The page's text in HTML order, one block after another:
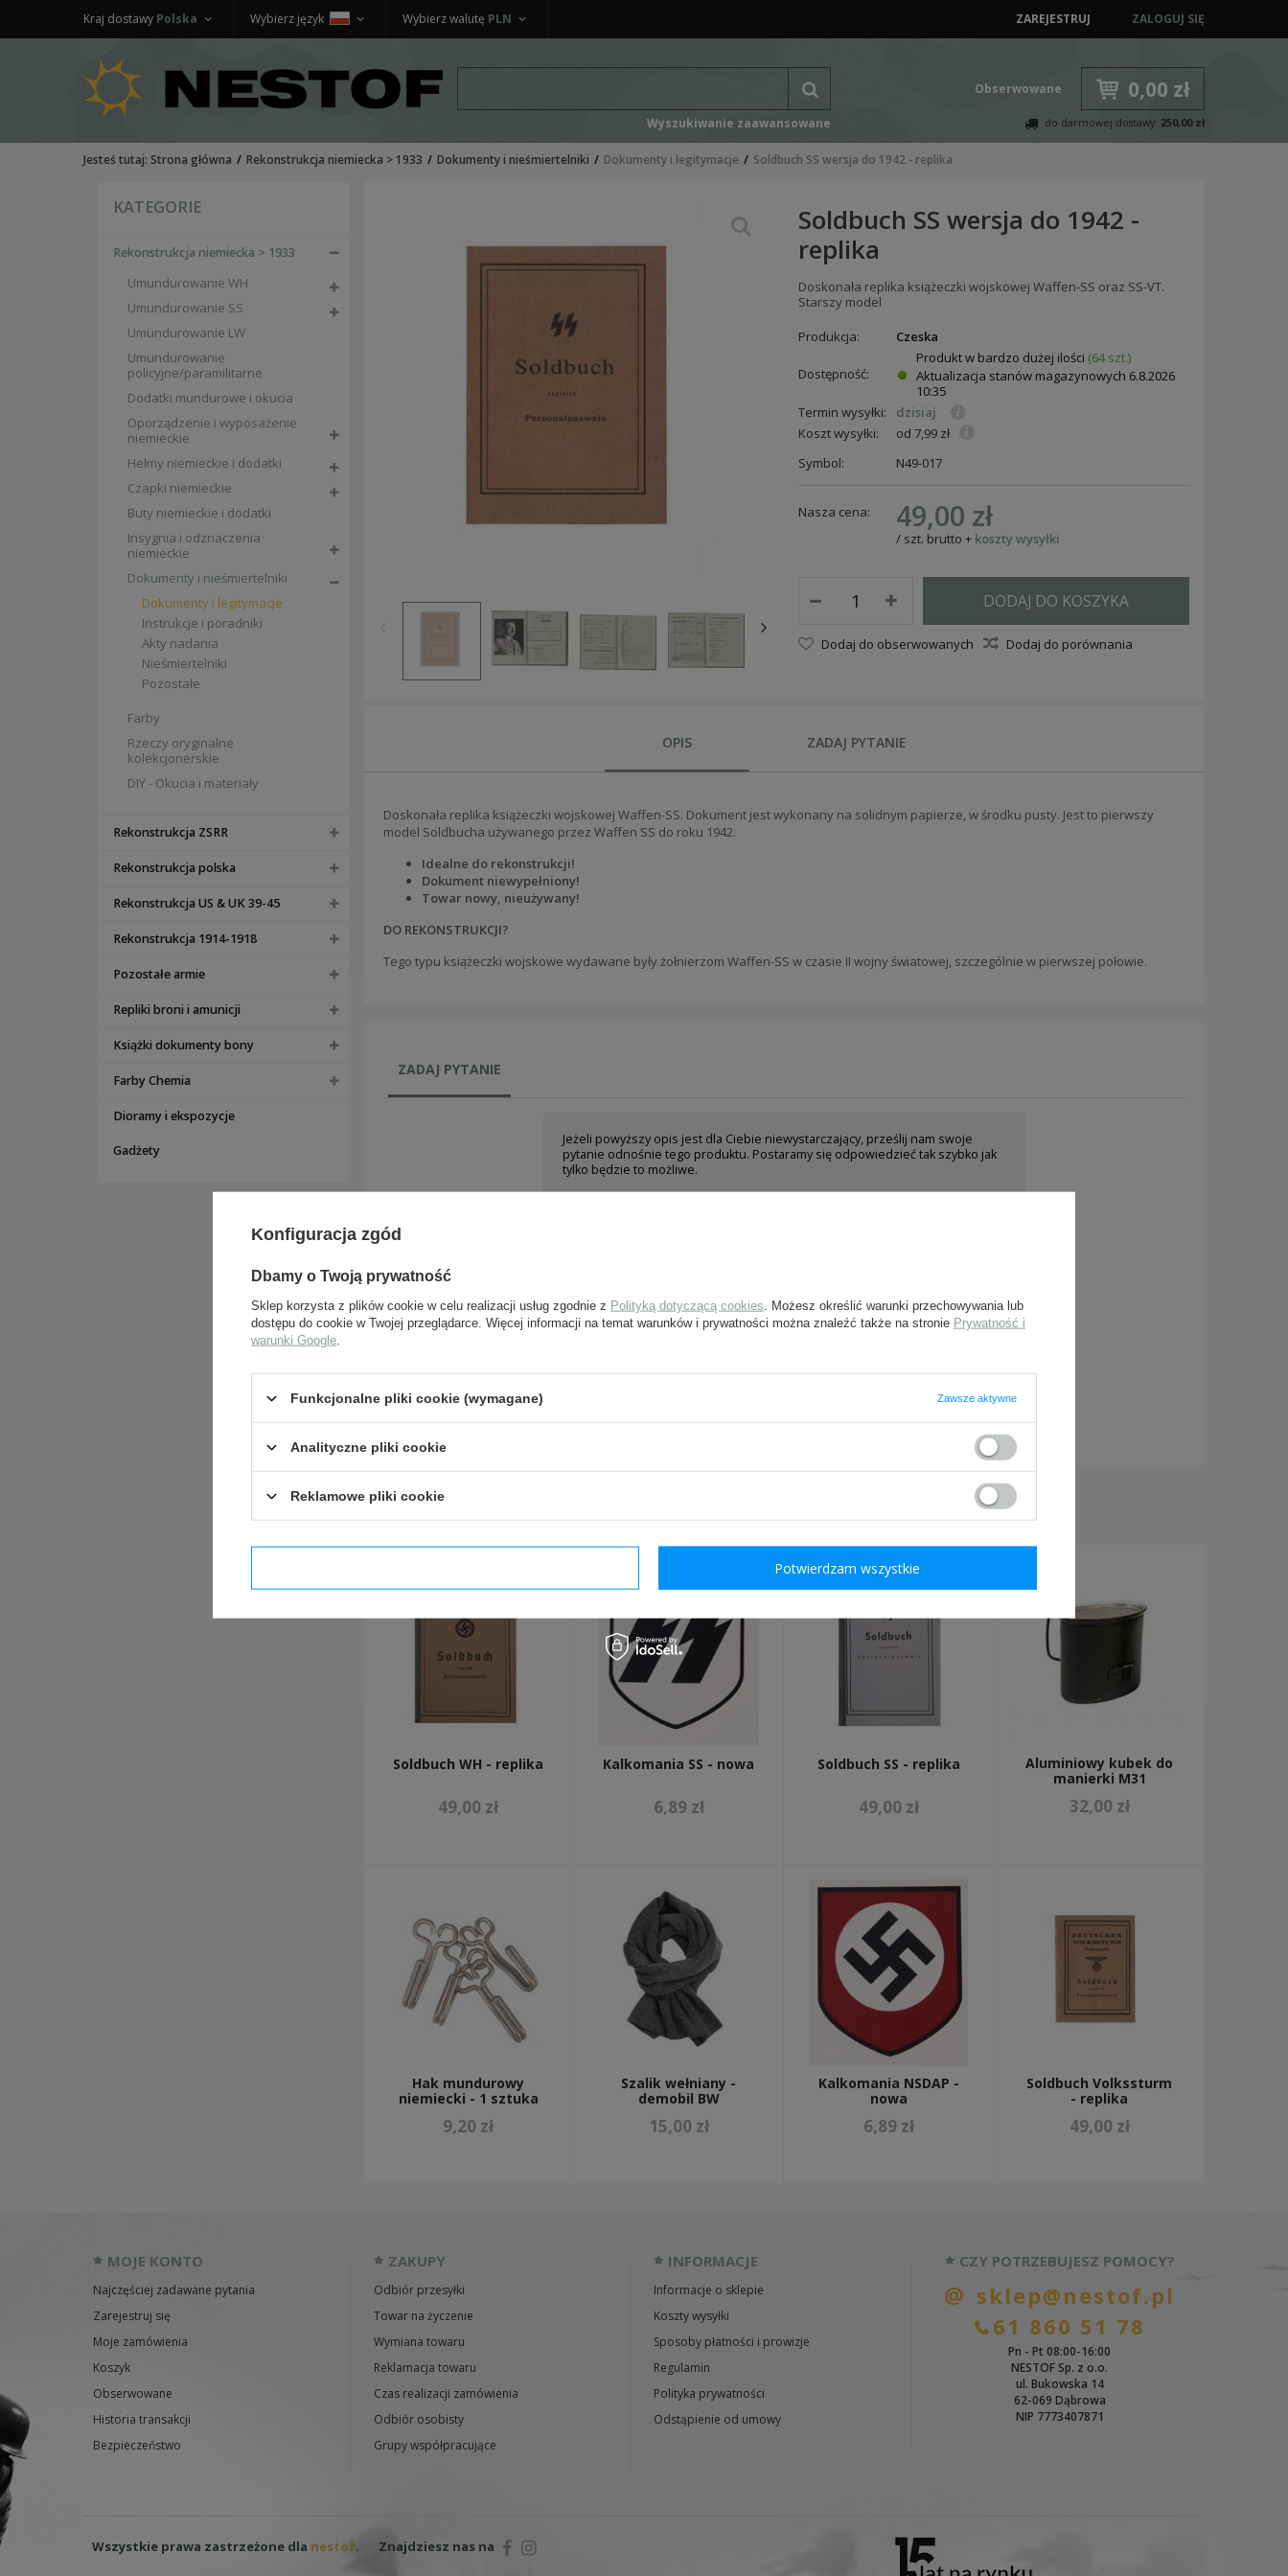
ZAREJESTRUJ ZALOGUJ SIĘ
Wybierz walutę PLN
Wybierz język
Kraj dostawy Polska
Wyszukiwanie zaawansowane
Obserwowane 0,00 zł
do darmowej dostawy: 250,00 zł
Jesteś tutaj: Strona główna Rekonstrukcja niemiecka > 1933 Dokumenty i nieśmiertelniki Dokumenty i legitymacje Soldbuch SS wersja do 1942 - replika
KATEGORIE
Rekonstrukcja niemiecka > 1933
Umundurowanie WH
Umundurowanie SS
Umundurowanie LW
Umundurowanie
policyjne/paramilitarne
Dodatki mundurowe i okucia
Oporządzenie i wyposażenie
niemieckie
Hełmy niemieckie i dodatki
Czapki niemieckie
Buty niemieckie i dodatki
Insygnia i odznaczenia
niemieckie
Dokumenty i nieśmiertelniki
Dokumenty i legitymacje
Instrukcje i poradniki
Akty nadania
Nieśmiertelniki
Pozostałe
Farby
Rzeczy oryginalne
kolekcjonerskie
DIY - Okucia i materiały
Rekonstrukcja ZSRR
Rekonstrukcja polska
Rekonstrukcja US & UK 39-45
Rekonstrukcja 1914-1918
Pozostałe armie
Repliki broni i amunicji
Książki dokumenty bony
Farby Chemia
Dioramy i ekspozycje
Gadżety
Soldbuch SS wersja do 1942 -
replika
Doskonała replika książeczki wojskowej Waffen-SS oraz SS-VT.
Starszy model
Produkcja:
Czeska
Dostępność:
Produkt w bardzo dużej ilości (64 szt.)
Aktualizacja stanów magazynowych 6.8.2026
10:35
Termin wysyłki:
dzisiaj
Koszt wysyłki:
od 7,99 zł
Symbol:
N49-017
Nasza cena: 49,00 zł
/ szt. brutto+ koszty wysyłki
DODAJ DO KOSZYKA
Dodaj do obserwowanych Dodaj do porównania
OPIS ZADAJ PYTANIE
Doskonała replika książeczki wojskowej Waffen-SS. Dokument jest wykonany na solidnym papierze, w środku pusty. Jest to pierwszy
model Soldbucha używanego przez Waffen SS do roku 1942.
Idealne do rekonstrukcji!
Dokument niewypełniony!
Towar nowy, nieużywany!
DO REKONSTRUKCJI?
Tego typu książeczki wojskowe wydawane były żołnierzom Waffen-SS w czasie II wojny światowej, szczególnie w pierwszej połowie.
ZADAJ PYTANIE
Jeżeli powyższy opis jest dla Ciebie niewystarczający, prześlij nam swoje
pytanie odnośnie tego produktu. Postaramy się odpowiedzieć tak szybko jak
tylko będzie to możliwe.
INNI Z TYM PRODUKTEM KUPILI TAKŻE:
Soldbuch WH - replika
49,00 zł
Kalkomania SS - nowa
6,89 zł
Soldbuch SS - replika
49,00 zł
Aluminiowy kubek do
manierki M31
32,00 zł
Hak mundurowy
niemiecki - 1 sztuka
9,20 zł
Szalik wełniany -
demobil BW
15,00 zł
Kalkomania NSDAP -
nowa
6,89 zł
Soldbuch Volkssturm
- replika
49,00 zł
MOJE KONTO
Najczęściej zadawane pytania
Zarejestruj się
Moje zamówienia
Koszyk
Obserwowane
Historia transakcji
Bezpieczeństwo
ZAKUPY
Odbiór przesyłki
Towar na życzenie
Wymiana towaru
Reklamacja towaru
Czas realizacji zamówienia
Odbiór osobisty
Grupy współpracujące
INFORMACJE
Informacje o sklepie
Koszty wysyłki
Sposoby płatności i prowizje
Regulamin
Polityka prywatności
Odstąpienie od umowy
CZY POTRZEBUJESZ POMOCY?
sklep@nestof.pl
61 860 51 78
Pn - Pt 08:00-16:00
NESTOF Sp. z o.o.
ul. Bukowska 14
62-069 Dąbrowa
NIP 7773407871
Wszystkie prawa zastrzeżone dla nestof. Znajdziesz nas na
Konfiguracja zgód
Dbamy o Twoją prywatność
Sklep korzysta z plików cookie w celu realizacji usług zgodnie z Polityką dotyczącą cookies . Możesz określić warunki przechowywania lub
dostępu do cookie w Twojej przeglądarce. Więcej informacji na temat warunków i prywatności można znaleźć także na stronie Prywatność i
warunki Google
Funkcjonalne pliki cookie (wymagane) Zawsze aktywne
Analityczne pliki cookie
Reklamowe pliki cookie
Potwierdzam wszystkie